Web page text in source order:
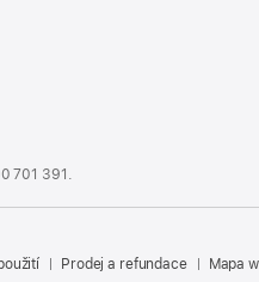
701 391 .
Prodej a refundace Mapa